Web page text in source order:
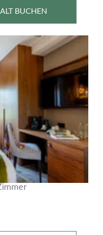
BUCHEN